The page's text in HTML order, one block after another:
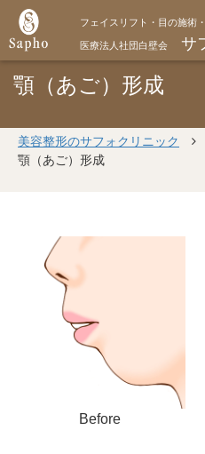
フェイスリフト・目の施術
医療法人社団白壁会 サ
顎（あご）形成
美容整形のサフォクリニック
顎（あご）形成
Before